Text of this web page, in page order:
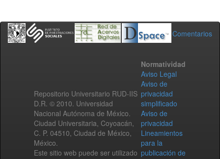
Comentarios
Repositorio Universitario RUD-IIS
D.R. © 2010. Universidad
Nacional Autónoma de México.
Ciudad Universitaria, Coyoacán,
C. P. 04510, Ciudad de México,
México.
Este sitio web puede ser utilizado
Normatividad
Aviso Legal
Aviso de
privacidad
simplificado
Aviso de
privacidad
Lineamientos
para la
publicación de